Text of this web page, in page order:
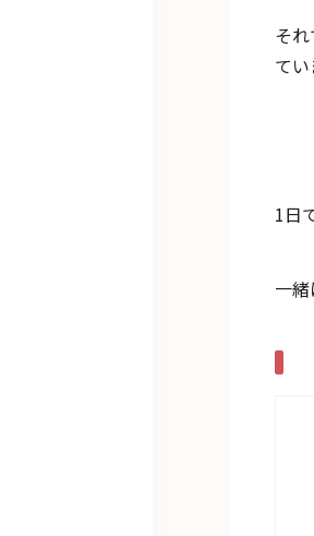
そ
て
1日
一